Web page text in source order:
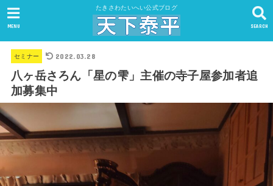
たきさわたいへい公式ブログ
SEARCH
MENU
セミナー 2022.03.28
八ヶ岳さろん「星の雫」主催の寺子屋参加者追
加募集中